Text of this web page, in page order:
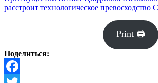
расстроит технологическое
Print 🖨
Поделиться: